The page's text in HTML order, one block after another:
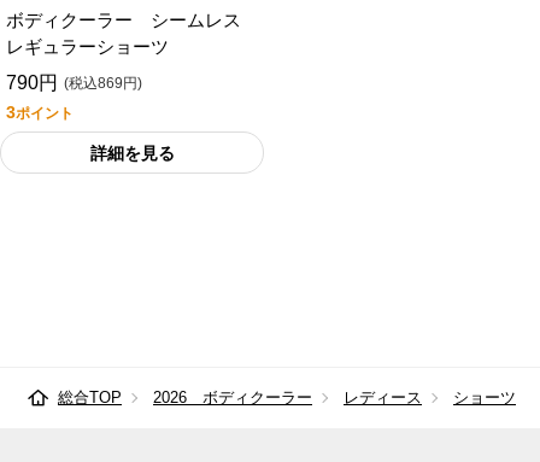
ボディクーラー シームレス
レギュラーショーツ
790円 (税込869円)
3ポイント
詳細を見る
総合TOP 2026 ボディクーラー レディース ショーツ